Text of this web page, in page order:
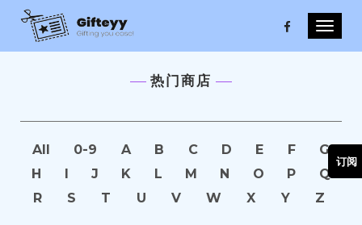
Toggle
热门商店
All 0-9 A B C D E F
G
H
I J K L M N O P
Q
R
S T U V W X Y Z
订阅